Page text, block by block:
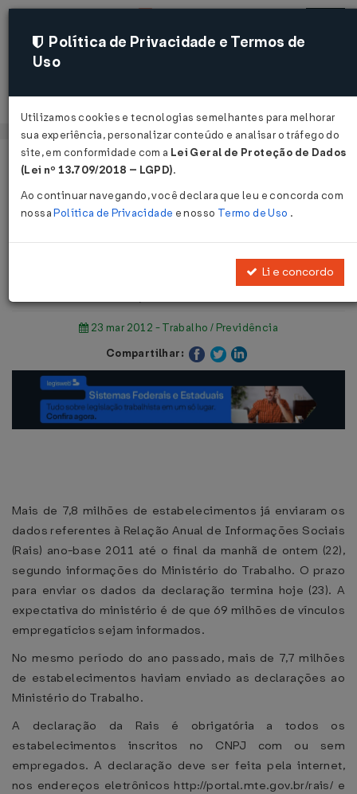
Acessar
Página Inicial
Notícias
RAIS: Prazo de entrega termina
hoje, dia 23-3
23 mar 2012 - Trabalho / Previdência
Compartilhar:
Mais de 7,8 milhões de estabelecimentos já enviaram os
dados referentes à Relação Anual de Informações Sociais
(Rais) ano-base 2011 até o final da manhã de ontem (22),
segundo informações do Ministério do Trabalho. O prazo
para enviar os dados da declaração termina hoje (23). A
expectativa do ministério é de que 69 milhões de vínculos
empregatícios sejam informados.
No mesmo período do ano passado, mais de 7,7 milhões
de estabelecimentos haviam enviado as declarações ao
Ministério do Trabalho.
A declaração da Rais é obrigatória a todos os
estabelecimentos inscritos no CNPJ com ou sem
empregados. A declaração deve ser feita pela internet,
nos endereços eletrônicos http://portal.mte.gov.br/rais/ e
Política de Privacidade e Termos de
Uso
Utilizamos cookies e tecnologias semelhantes para melhorar
sua experiência, personalizar conteúdo e analisar o tráfego do
site, em conformidade com a Lei Geral de Proteção de Dados
(Lei nº 13.709/2018 – LGPD).
Ao continuar navegando, você declara que leu e concorda com
nossaPolítica de Privacidade e nosso Termo de Uso .
Li e concordo